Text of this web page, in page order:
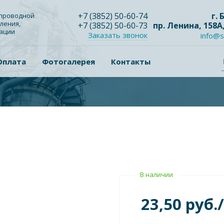
+7(3852) 50-60-74
+7(3852) 50-60-73
Заказать звонок
г.
пр. Ленина,
Фотогалерея Контакты
В наличии
23,50